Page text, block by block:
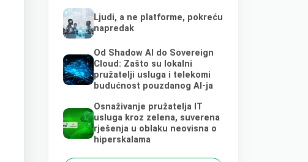
Ljudi, a ne platforme, pokreću
napredak
Od Shadow AI do Sovereign
Cloud: Zašto su lokalni
pružatelji usluga i telekomi
budućnost pouzdanog AI-ja
Osnaživanje pružatelja IT
usluga kroz zelena, suverena
rješenja u oblaku neovisna o
hiperskalama